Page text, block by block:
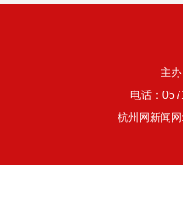
主
电话：
杭州网新闻